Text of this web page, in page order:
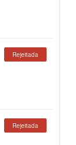
Rejeitada
Rejeitada